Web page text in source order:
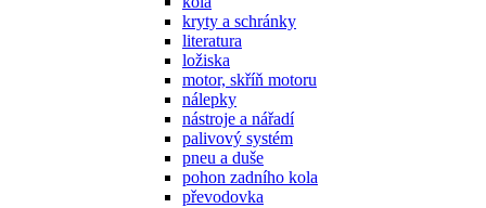
kryty a schránky
literatura
ložiska
motor, skříň motoru
nálepky
nástroje a nářadí
palivový systém
pneu a duše
pohon zadního kola
převodovka